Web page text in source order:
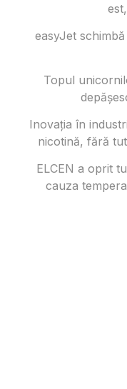
easyJet
Topul
Inovația în
nicotină, fără
ELCEN a oprit
cauza